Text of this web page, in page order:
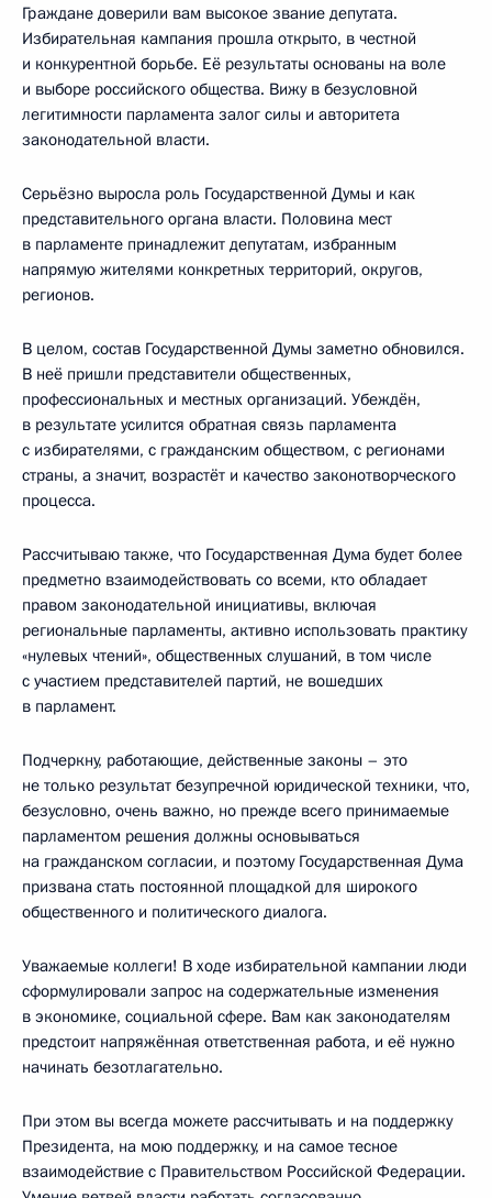
Граждане доверили вам высокое звание депутата.
Избирательная кампания прошла открыто, в честной
и конкурентной борьбе. Её результаты основаны на воле
и выборе российского общества. Вижу в безусловной
легитимности парламента залог силы и авторитета
законодательной власти.
Серьёзно выросла роль Государственной Думы и как
представительного органа власти. Половина мест
в парламенте принадлежит депутатам, избранным
напрямую жителями конкретных территорий, округов,
регионов.
В целом, состав Государственной Думы заметно обновился.
В неё пришли представители общественных,
профессиональных и местных организаций. Убеждён,
в результате усилится обратная связь парламента
с избирателями, с гражданским обществом, с регионами
страны, а значит, возрастёт и качество законотворческого
процесса.
Рассчитываю также, что Государственная Дума будет более
предметно взаимодействовать со всеми, кто обладает
правом законодательной инициативы, включая
региональные парламенты, активно использовать практику
«нулевых чтений», общественных слушаний, в том числе
с участием представителей партий, не вошедших
в парламент.
Подчеркну, работающие, действенные законы – это
не только результат безупречной юридической техники, что,
безусловно, очень важно, но прежде всего принимаемые
парламентом решения должны основываться
на гражданском согласии, и поэтому Государственная Дума
призвана стать постоянной площадкой для широкого
общественного и политического диалога.
Уважаемые коллеги! В ходе избирательной кампании люди
сформулировали запрос на содержательные изменения
в экономике, социальной сфере. Вам как законодателям
предстоит напряжённая ответственная работа, и её нужно
начинать безотлагательно.
При этом вы всегда можете рассчитывать и на поддержку
Президента, на мою поддержку, и на самое тесное
взаимодействие с Правительством Российской Федерации.